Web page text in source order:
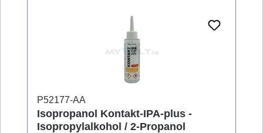
P52177-AA
Isopropanol Kontakt-IPA-plus -
Isopropylalkohol / 2-Propanol